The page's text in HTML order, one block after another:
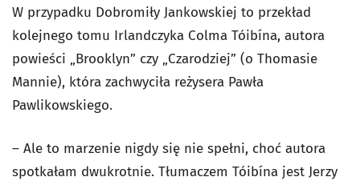
W przypadku Dobromiły Jankowskiej to przekład
kolejnego tomu Irlandczyka Colma Tóibína, autora
powieści „Brooklyn” czy „Czarodziej” (o Thomasie
Mannie), która zachwyciła reżysera Pawła
Pawlikowskiego.
– Ale to marzenie nigdy się nie spełni, choć autora
spotkałam dwukrotnie. Tłumaczem Tóibína jest Jerzy